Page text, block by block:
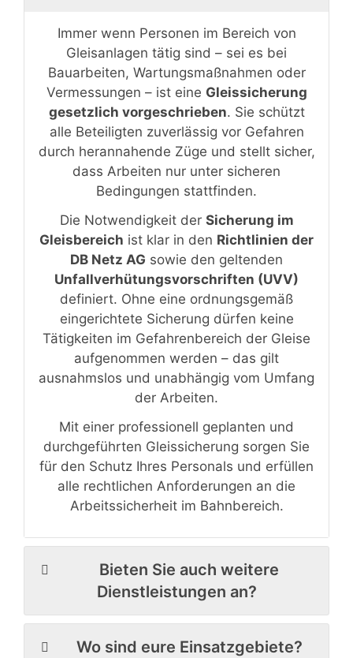
Immer wenn Personen im Bereich von
Gleisanlagen tätig sind – sei es bei
Bauarbeiten, Wartungsmaßnahmen oder
Vermessungen – ist eine Gleissicherung
gesetzlich vorgeschrieben. Sie schützt
alle Beteiligten zuverlässig vor Gefahren
durch herannahende Züge und stellt sicher,
dass Arbeiten nur unter sicheren
Bedingungen stattfinden.
Die Notwendigkeit der Sicherung im
Gleisbereich ist klar in den Richtlinien der
DB Netz AG sowie den geltenden
Unfallverhütungsvorschriften (UVV)
definiert. Ohne eine ordnungsgemäß
eingerichtete Sicherung dürfen keine
Tätigkeiten im Gefahrenbereich der Gleise
aufgenommen werden – das gilt
ausnahmslos und unabhängig vom Umfang
der Arbeiten.
Mit einer professionell geplanten und
durchgeführten Gleissicherung sorgen Sie
für den Schutz Ihres Personals und erfüllen
alle rechtlichen Anforderungen an die
Arbeitssicherheit im Bahnbereich.
Bieten Sie auch weitere
Dienstleistungen an?
Wo sind eure Einsatzgebiete?